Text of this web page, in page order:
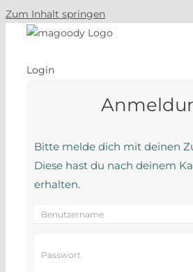
Zum Inhalt springen
Login
Bitte melde dich mit deinen
Diese hast du nach deinem
erhalten.